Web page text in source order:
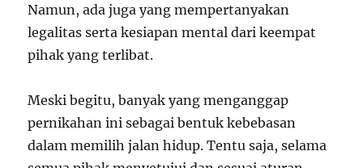
Namun, ada juga yang mempertanyakan
legalitas serta kesiapan mental dari keempat
pihak yang terlibat.
Meski begitu, banyak yang menganggap
pernikahan ini sebagai bentuk kebebasan
dalam memilih jalan hidup. Tentu saja, selama